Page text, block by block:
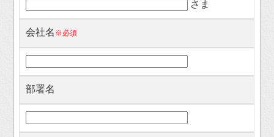
さま
会社名※必須
部署名